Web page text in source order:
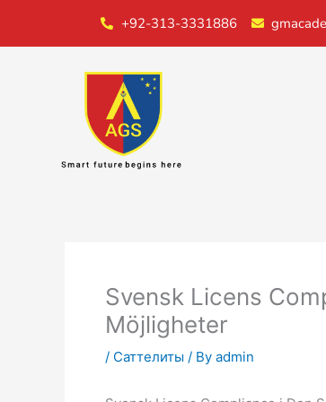
content
+92-313-3331886
Svensk Licens
Möjligheter
/ Саттелиты / By admin